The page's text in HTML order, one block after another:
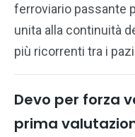
ferroviario passante
unita alla continuità
più ricorrenti tra i
Devo per forza
prima